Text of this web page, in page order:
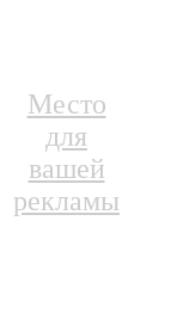
Место
для
вашей
рекламы